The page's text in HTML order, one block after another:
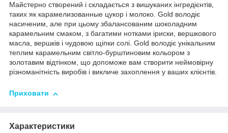
Майстерно створений і складається з вишуканих інгредієнтів,
таких як карамелизованные цукор і молоко. Gold володіє
насиченим, але при цьому збалансованим шоколадним
карамельним смаком, з багатими нотками іриски, вершкового
масла, вершків і чудовою щіпки солі. Gold володіє унікальним
теплим карамельним світло-бурштиновим кольором з
золотавим відтінком, що допоможе вам створити неймовірну
різноманітність виробів і викличе захоплення у ваших клієнтів.
Приховати
Характеристики